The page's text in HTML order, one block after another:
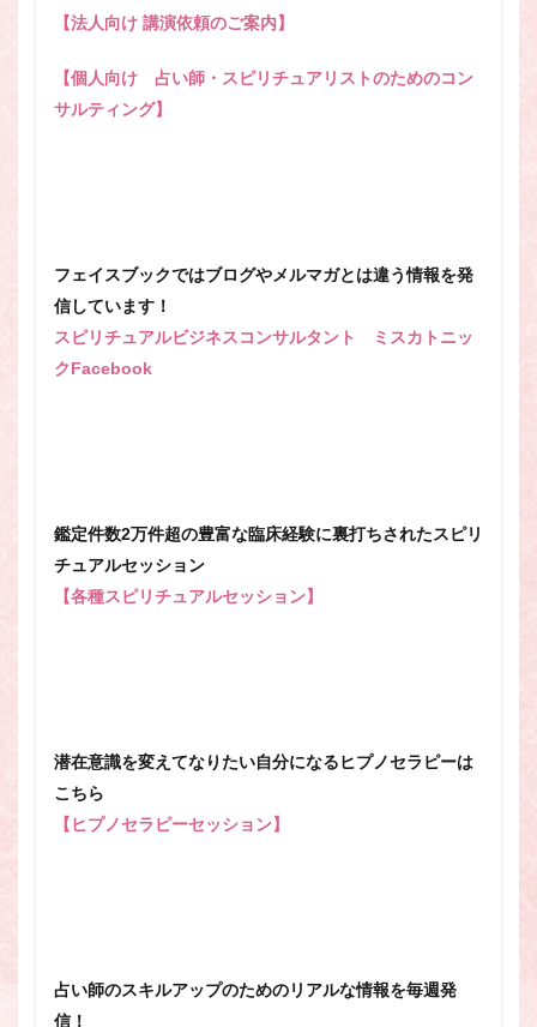
【法人向け 講演依頼のご案内】
【個人向け 占い師・スピリチュアリストのためのコン
サルティング】
フェイスブックではブログやメルマガとは違う情報を発
信しています！
スピリチュアルビジネスコンサルタント ミスカトニッ
クFacebook
鑑定件数2万件超の豊富な臨床経験に裏打ちされたスピリ
チュアルセッション
【各種スピリチュアルセッション】
潜在意識を変えてなりたい自分になるヒプノセラピーは
こちら
【ヒプノセラピーセッション】
占い師のスキルアップのためのリアルな情報を毎週発
信！